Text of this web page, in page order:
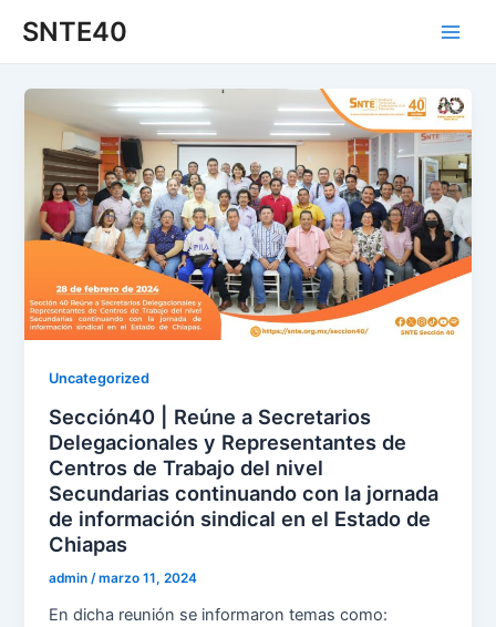
SNTE40
Main
Uncategorized
Sección40 | Reúne a Secretarios
Delegacionales y Representantes de
Centros de Trabajo del nivel
Secundarias continuando con la jornada
de información sindical en el Estado de
Chiapas
admin/marzo 11, 2024
En dicha reunión se informaron temas como:
de